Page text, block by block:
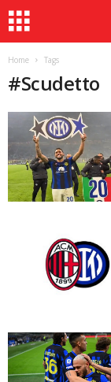
Home Tags
#Scudetto